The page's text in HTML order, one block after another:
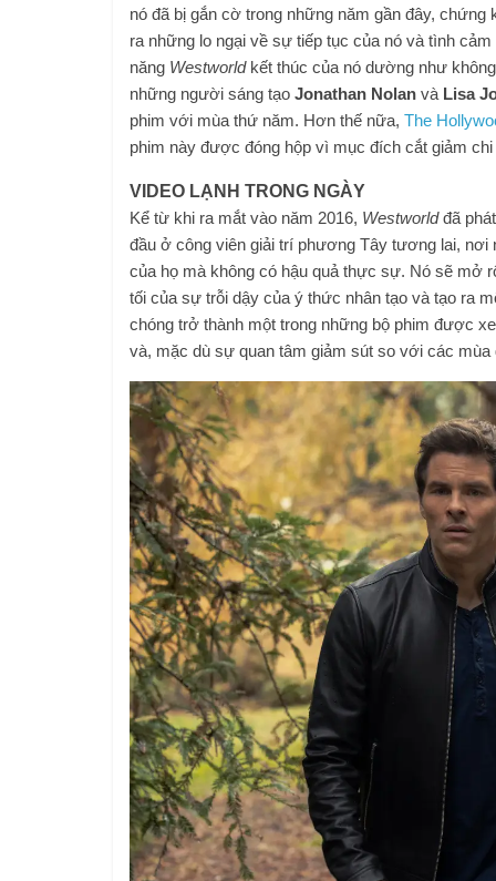
nó đã bị gắn cờ trong những năm gần đây,
ra những lo ngại về sự tiếp tục của nó và tình
năng Westworldkết thúc của nó dường như
những người sáng tạo Jonathan Nolan và Lisa
phim với mùa thứ năm. Hơn thế nữa, The
phim này được đóng hộp vì mục đích cắt giảm chi
VIDEO LẠNH TRONG NGÀY
Kể từ khi ra mắt vào năm 2016, Westworldđã
đầu ở công viên giải trí phương Tây tương lai,
của họ mà không có hậu quả thực sự. Nó sẽ mở
tối của sự trỗi dậy của ý thức nhân tạo và tạo ra
chóng trở thành một trong những bộ phim được
và, mặc dù sự quan tâm giảm sút so với các